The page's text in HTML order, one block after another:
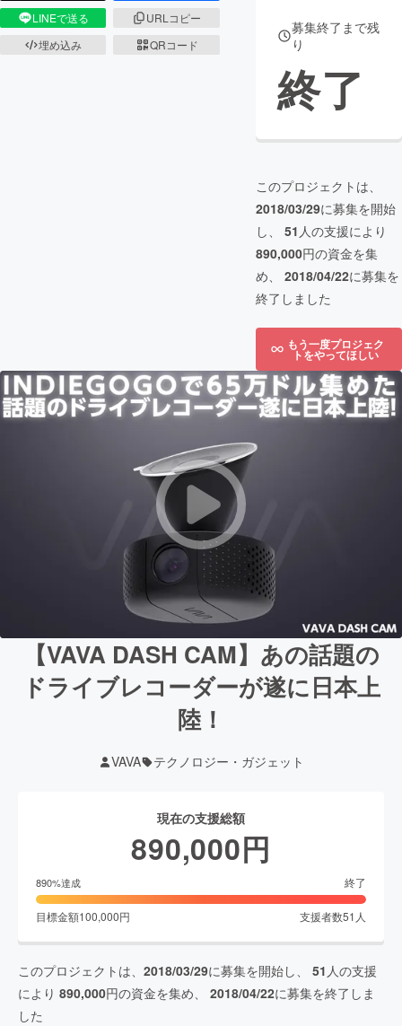
LINEで送る
URLコピー
埋め込み
QRコード
募集終了まで残
り
終了
このプロジェクトは、
2018/03/29に募集を開始
し、 51 人の支援により
890,000円の資金を集
め、 2018/04/22に募集を
終了しました
もう一度プロジェク
トをやってほしい
【VAVA DASH CAM】あの話題の
ドライブレコーダーが遂に日本上
陸！
VAVA テクノロジー・ガジェット
現在の支援総額
890,000円
890%達成 終了
目標金額100,000円 支援者数51 人
このプロジェクトは、 2018/03/29に募集を開始し、 51 人の支援
により 890,000円の資金を集め、 2018/04/22に募集を終了しま
した